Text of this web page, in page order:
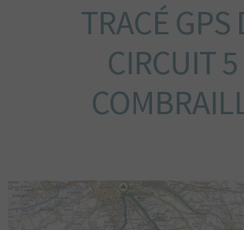
LES PRODUITS
DU BOURBONNAIS
CARTE POSTALES
TRACÉ GPS
CIRCUIT 5